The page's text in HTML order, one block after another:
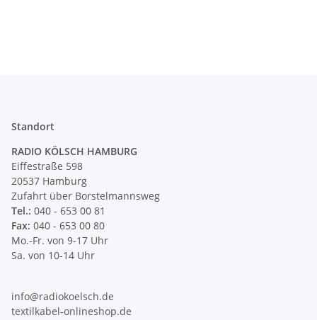
Standort
RADIO KÖLSCH HAMBURG
Eiffestraße 598
20537 Hamburg
Zufahrt über Borstelmannsweg
Tel.: 040 - 653 00 81
Fax: 040 - 653 00 80
Mo.-Fr. von 9-17 Uhr
Sa. von 10-14 Uhr
info@radiokoelsch.de
textilkabel-onlineshop.de